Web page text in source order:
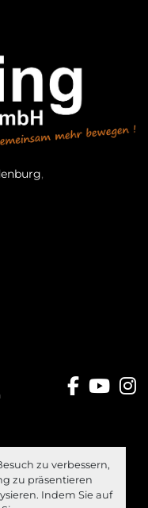
zu verbessern,
zu präsentieren
Indem Sie auf